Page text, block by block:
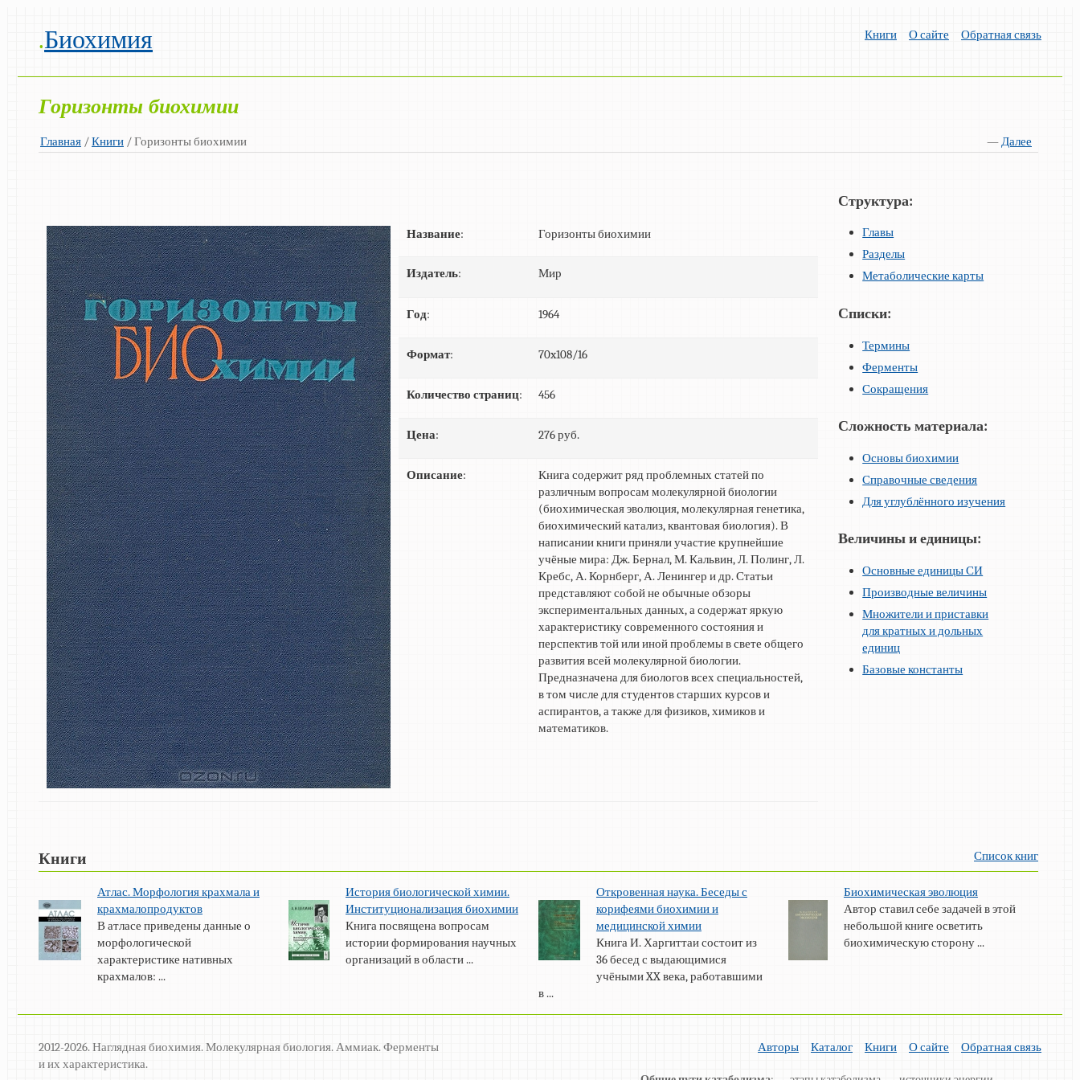
.Биохимия Книги О сайте Обратная связь
Горизонты биохимии
Главная / —Далее
Книги / Горизонты биохимии
Название: Горизонты биохимии
Издатель: Мир
Год: 1964
Формат: 70x108/16
Количество страниц: 456
Цена: 276 руб.
Описание:
Книга содержит ряд проблемных статей по
различным вопросам молекулярной биологии
(биохимическая эволюция, молекулярная генетика,
биохимический катализ, квантовая биология). В
написании книги приняли участие крупнейшие
учёные мира: Дж. Бернал, М. Кальвин, Л. Полинг, Л.
Кребс, А. Корнберг, А. Ленингер и др. Статьи
представляют собой не обычные обзоры
экспериментальных данных, а содержат яркую
характеристику современного состояния и
перспектив той или иной проблемы в свете общего
развития всей молекулярной биологии.
Предназначена для биологов всех специальностей,
в том числе для студентов старших курсов и
аспирантов, а также для физиков, химиков и
математиков.
Структура:
Главы
Разделы
Метаболические карты
Списки:
Термины
Ферменты
Сокращения
Сложность материала:
Основы биохимии
Справочные сведения
Для углублённого изучения
Величины и единицы:
Основные единицы СИ
Производные величины
Множители и приставки
для кратных и дольных
единиц
Базовые константы
Книги Список книг
Атлас. Морфология крахмала и
крахмалопродуктов
В атласе приведены данные о
морфологической
характеристике нативных
крахмалов: ...
История биологической химии.
Институционализация биохимии
Книга посвящена вопросам
истории формирования научных
организаций в области ...
Откровенная наука. Беседы с
корифеями биохимии и
медицинской химии
Книга И. Харгиттаи состоит из
36 бесед с выдающимися
учёными XX века, работавшими
в ...
Биохимическая эволюция
Автор ставил себе задачей в этой
небольшой книге осветить
биохимическую сторону ...
2012-2026. Наглядная биохимия. Молекулярная биология. Аммиак. Ферменты
и их характеристика.
Авторы Каталог Книги О сайте Обратная связь